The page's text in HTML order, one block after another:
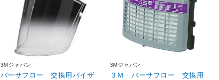
3Mジャパン
バーサフロー 交換用バイザ
3Mジャパン
３Ｍ バーサフロー 交換用